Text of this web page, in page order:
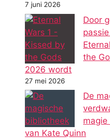
7 juni 2026
Door
the
2026 wordt
27 mei 2026
De
van Kate Quinn